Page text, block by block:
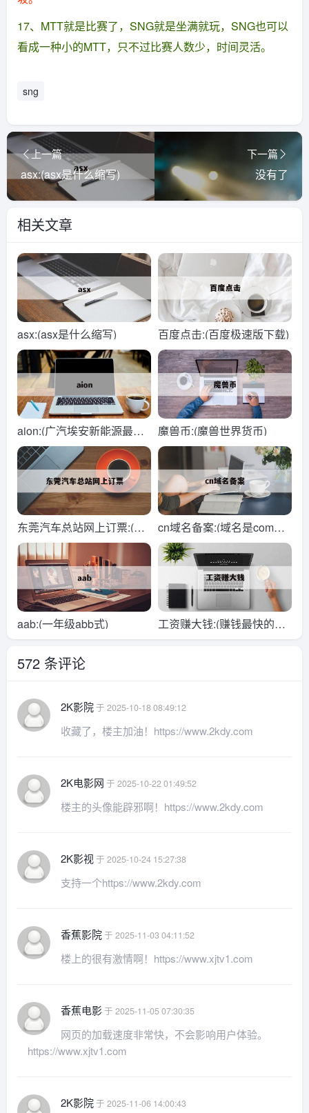
17、MTT就是比赛了，SNG就是坐满就玩，SNG也可以
看成一种小的MTT，只不过比赛人数少，时间灵活。
sng
上一篇
asx:(asx是什么缩写)
下一篇
没有了
相关文章
asx:(asx是什么缩写) 百度点击:(百度极速版下载)
aion:(广汽埃安新能源最新
款价格)
魔兽币:(魔兽世界货币)
东莞汽车总站网上订票:(东
莞汽车总站发车时刻表)
cn域名备案:(域名是com好
还是cn好)
aab:(一年级abb式)
工资赚大钱:(赚钱最快的工
作)
572 条评论
2K影院于 2025-10-18 08:49:12
收藏了，楼主加油！https://www.2kdy.com
2K电影网 于 2025-10-22 01:49:52
楼主的头像能辟邪啊！https://www.2kdy.com
2K影视于 2025-10-24 15:27:38
支持一个https://www.2kdy.com
香蕉影院于 2025-11-03 04:11:52
楼上的很有激情啊！https://www.xjtv1.com
香蕉电影 于 2025-11-05 07:30:35
网页的加载速度非常快，不会影响用户体验。
https://www.xjtv1.com
2K影院于 2025-11-06 14:00:43